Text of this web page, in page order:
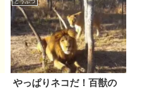
どうぶつ
やっぱりネコだ！百獣の